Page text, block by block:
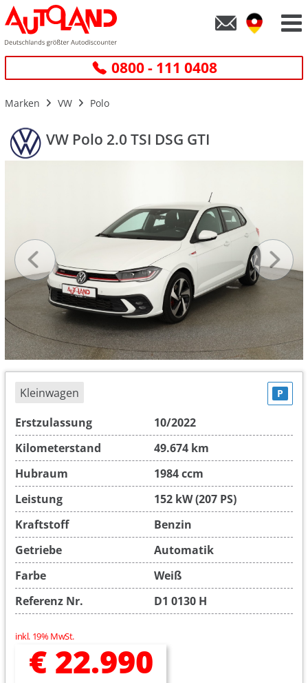
0800 - 111 0408
Marken VW Polo
VW Polo 2.0 TSI DSG GTI
Kleinwagen P
Erstzulassung
10/2022
Kilometerstand
49.674 km
Hubraum
1984 ccm
Leistung
152 kW (207 PS)
Kraftstoff
Benzin
Getriebe
Automatik
Farbe
Weiß
Referenz Nr.
D1 0130 H
inkl. 19% MwSt.
€ 22.990